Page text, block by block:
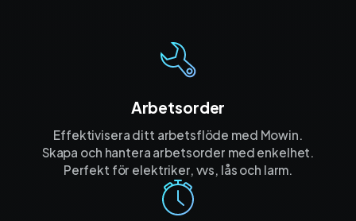
Arbetsorder
Effektivisera ditt arbetsflöde med Mowin.
Skapa och hantera arbetsorder med enkelhet.
Perfekt för elektriker, vvs, lås och larm.